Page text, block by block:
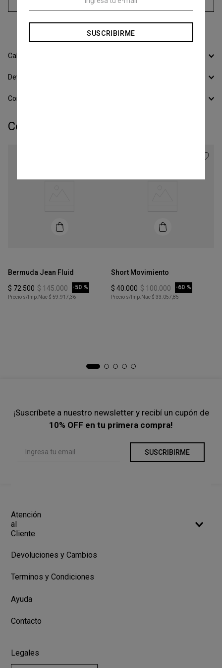
3cuotas sin interés de$15.800
Calcular Envío
Devoluciones
Conocer todos los Medios de Pago
Completá tu look:
Bermuda Jean Fluid
$ 72.500 $145.000 -50 %
Precio s/Imp.Nac $ 59.917,36
Short Movimiento
$ 40.000 $100.000 -60 %
Precio s/Imp.Nac $ 33.057,85
¡Suscríbete a nuestro newsletter y recibí un cupón de
10% OFF en tu primera compra!
SUSCRIBIRME
Atención
al
Cliente
Devoluciones y Cambios
Terminos y Condiciones
Ayuda
Contacto
Legales
SUSCRIBIRME